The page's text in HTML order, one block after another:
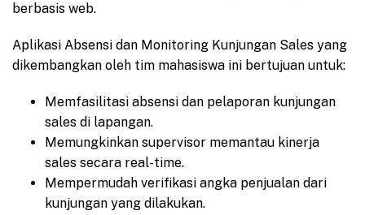
berbasis web.
Aplikasi Absensi dan Monitoring Kunjungan Sales yang
dikembangkan oleh tim mahasiswa ini bertujuan untuk:
Memfasilitasi absensi dan pelaporan kunjungan
sales di lapangan.
Memungkinkan supervisor memantau kinerja
sales secara real-time.
Mempermudah verifikasi angka penjualan dari
kunjungan yang dilakukan.